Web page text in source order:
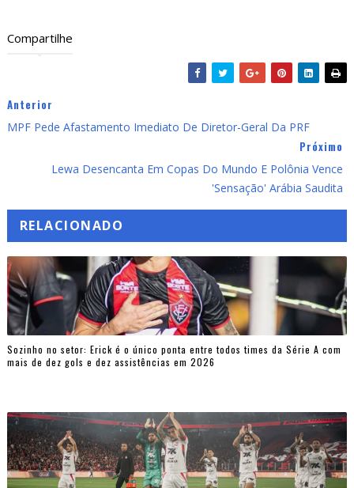
Compartilhe
Anterior
MPF Pede Afastamento Imediato De Diretor-Geral Da PRF
Próximo
Lewa Desencanta Em Copas Do Mundo E Polônia Vence
'sensação' Arábia Saudita
RELACIONADO
Sozinho no setor: Erick é o único ponta entre todos times da Série A com
mais de dez gols e dez assistências em 2026